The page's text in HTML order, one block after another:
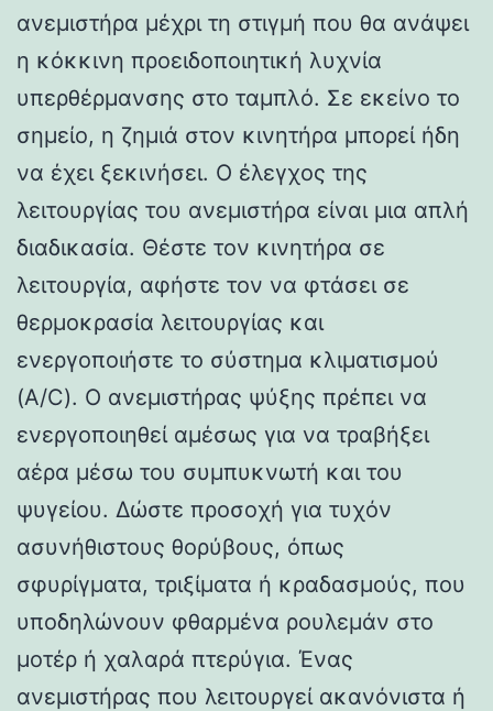
ανεμιστήρα μέχρι τη στιγμή που θα ανάψει
η κόκκινη προειδοποιητική λυχνία
υπερθέρμανσης στο ταμπλό. Σε εκείνο το
σημείο, η ζημιά στον κινητήρα μπορεί ήδη
να έχει ξεκινήσει. Ο έλεγχος της
λειτουργίας του ανεμιστήρα είναι μια απλή
διαδικασία. Θέστε τον κινητήρα σε
λειτουργία, αφήστε τον να φτάσει σε
θερμοκρασία λειτουργίας και
ενεργοποιήστε το σύστημα κλιματισμού
(A/C). Ο ανεμιστήρας ψύξης πρέπει να
ενεργοποιηθεί αμέσως για να τραβήξει
αέρα μέσω του συμπυκνωτή και του
ψυγείου. Δώστε προσοχή για τυχόν
ασυνήθιστους θορύβους, όπως
σφυρίγματα, τριξίματα ή κραδασμούς, που
υποδηλώνουν φθαρμένα ρουλεμάν στο
μοτέρ ή χαλαρά πτερύγια. Ένας
ανεμιστήρας που λειτουργεί ακανόνιστα ή